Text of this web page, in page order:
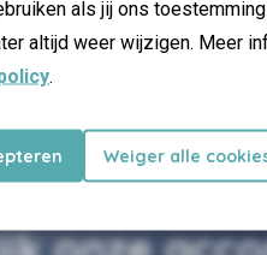
als jij ons
altijd weer wijzigen. Meer
.
Weiger alle